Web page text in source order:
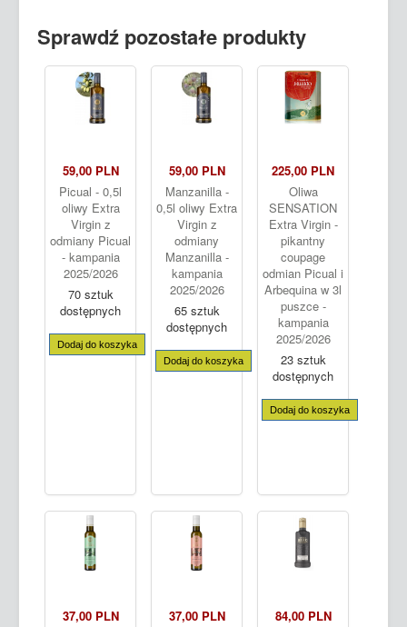
Sprawdź pozostałe produkty
59,00 PLN
Picual - 0,5l
oliwy Extra
Virgin z
odmiany Picual
- kampania
2025/2026
70 sztuk
dostępnych
Dodaj do koszyka
59,00 PLN
Manzanilla -
0,5l oliwy Extra
Virgin z
odmiany
Manzanilla -
kampania
2025/2026
65 sztuk
dostępnych
Dodaj do koszyka
225,00 PLN
Oliwa
SENSATION
Extra Virgin -
pikantny
coupage
odmian Picual i
Arbequina w 3l
puszce -
kampania
2025/2026
23 sztuk
dostępnych
Dodaj do koszyka
37,00 PLN
37,00 PLN
84,00 PLN